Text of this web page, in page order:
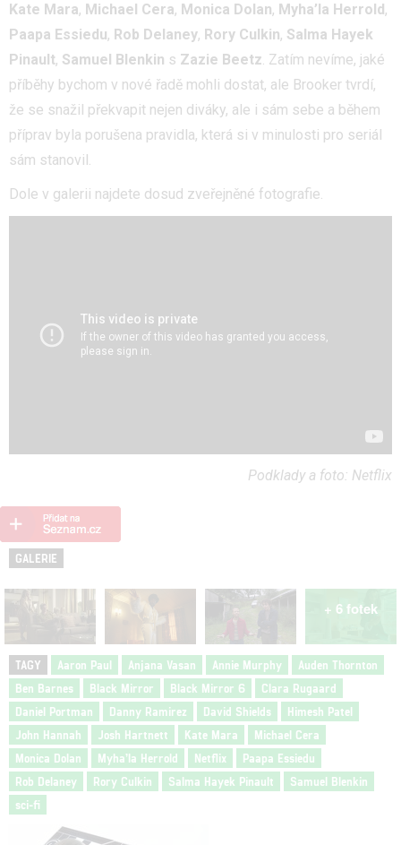
Kate Mara, Michael Cera, Monica Dolan, Myha’la Herrold ,
Paapa Essiedu, Rob Delaney, Rory Culkin, Salma Hayek
Pinault, Samuel Blenkin s Zazie Beetz. Zatím nevíme, jaké
příběhy bychom v nové řadě mohli dostat, ale Brooker tvrdí,
že se snažil překvapit nejen diváky, ale i sám sebe a během
příprav byla porušena pravidla, která si v minulosti pro seriál
sám stanovil.
Dole v galerii najdete dosud zveřejněné fotografie.
Podklady a foto: Netflix
GALERIE
+ 6 fotek
TAGY Aaron Paul Anjana Vasan Annie Murphy
Auden Thornton
Ben Barnes
Black Mirror Black Mirror 6
Clara Rugaard
Daniel Portman
Danny Ramirez David Shields
Himesh Patel
John Hannah
Josh Hartnett Kate Mara
Michael Cera
Monica Dolan
Myha’la Herrold Netflix
Paapa Essiedu
Rob Delaney
Rory Culkin Salma Hayek Pinault
Samuel Blenkin
sci-fi